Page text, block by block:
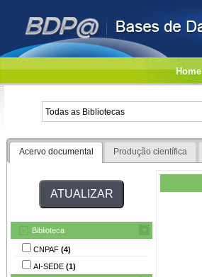
Home
Acervo documental Produção científica
Biblioteca
CNPAF (4)
AI-SEDE (1)